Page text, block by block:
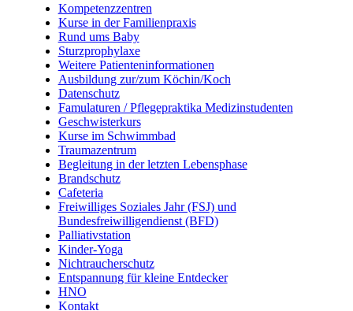
Kompetenzzentren
Kurse in der Familienpraxis
Rund ums Baby
Sturzprophylaxe
Weitere Patienteninformationen
Ausbildung zur/zum Köchin/Koch
Datenschutz
Famulaturen / Pflegepraktika Medizinstudenten
Geschwisterkurs
Kurse im Schwimmbad
Traumazentrum
Begleitung in der letzten Lebensphase
Brandschutz
Cafeteria
Freiwilliges Soziales Jahr (FSJ) und
Bundesfreiwilligendienst (BFD)
Palliativstation
Kinder-Yoga
Nichtraucherschutz
Entspannung für kleine Entdecker
HNO
Kontakt